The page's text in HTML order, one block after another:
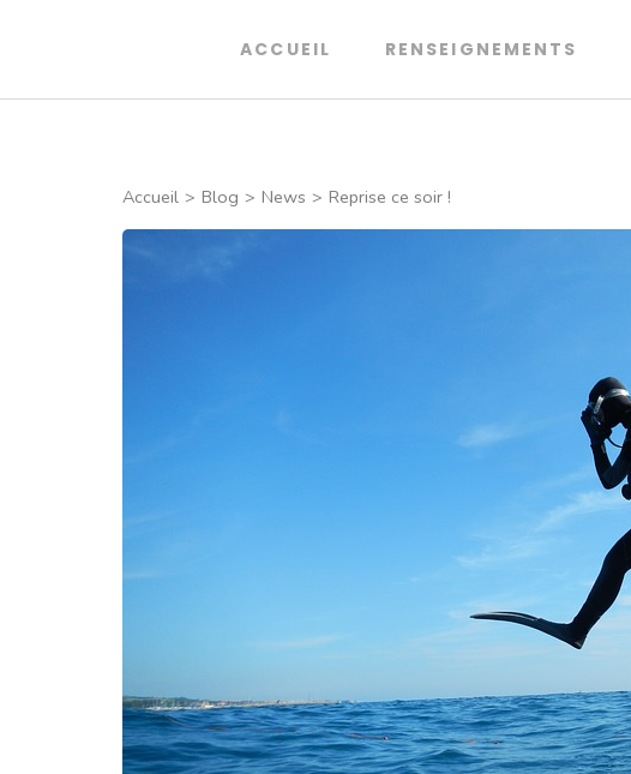
Club de Plongée de Thionville
ACCUEIL RENSEIGNEMENTS
Accueil > Blog > News > Reprise ce soir !